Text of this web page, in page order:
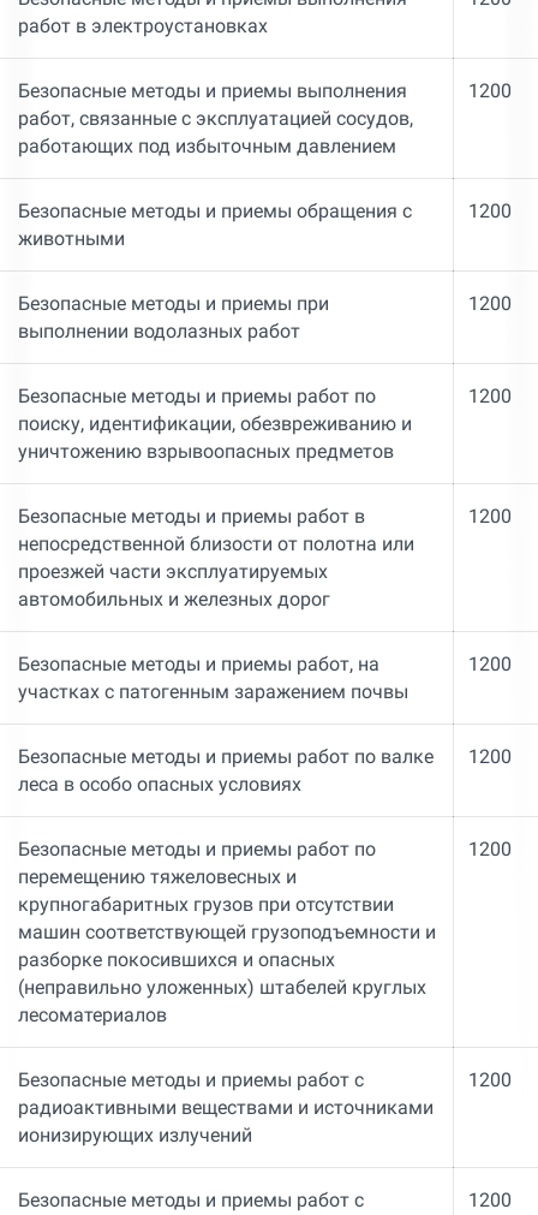
работ в электроустановках
Безопасные методы и приемы выполнения
работ, связанные с эксплуатацией сосудов,
работающих под избыточным давлением
1200
Безопасные методы и приемы обращения с
животными
1200
Безопасные методы и приемы при
выполнении водолазных работ
1200
Безопасные методы и приемы работ по
поиску, идентификации, обезвреживанию и
уничтожению взрывоопасных предметов
1200
Безопасные методы и приемы работ в
непосредственной близости от полотна или
проезжей части эксплуатируемых
автомобильных и железных дорог
1200
Безопасные методы и приемы работ, на
участках с патогенным заражением почвы
1200
Безопасные методы и приемы работ по валке
леса в особо опасных условиях
1200
Безопасные методы и приемы работ по
перемещению тяжеловесных и
крупногабаритных грузов при отсутствии
машин соответствующей грузоподъемности и
разборке покосившихся и опасных
(неправильно уложенных) штабелей круглых
лесоматериалов
1200
Безопасные методы и приемы работ с
радиоактивными веществами и источниками
ионизирующих излучений
1200
Безопасные методы и приемы работ с
1200